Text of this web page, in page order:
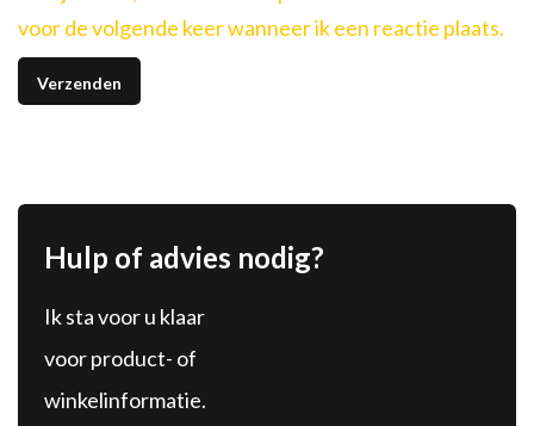
voor de volgende keer wanneer ik een reactie plaats.
Hulp of advies nodig?
Ik sta voor u klaar
voor product- of
winkelinformatie.